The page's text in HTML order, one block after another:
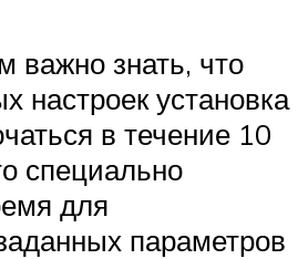
важно знать, что
настроек установка
в течение 10
специально
для
параметров